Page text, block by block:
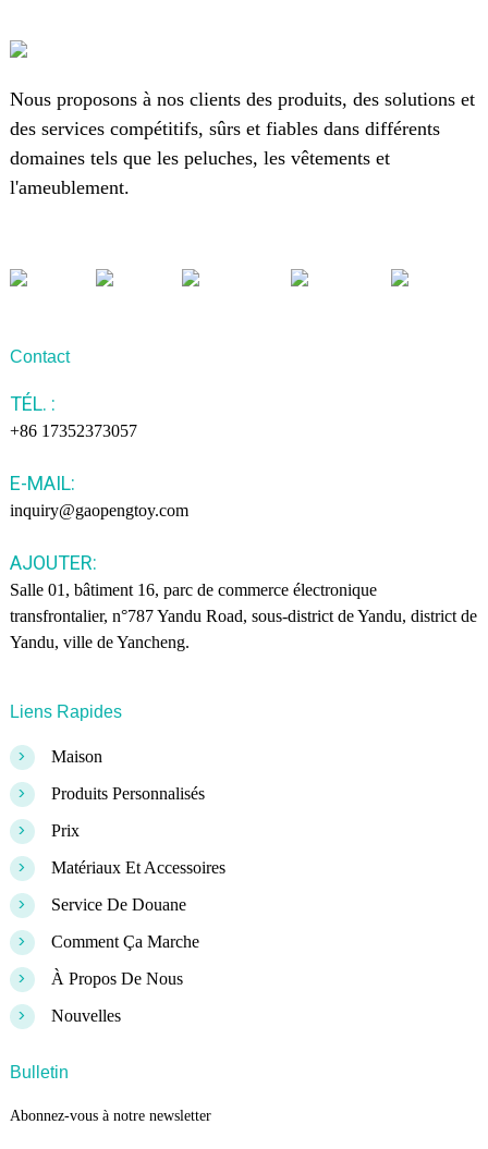
Nous proposons à nos clients des produits, des solutions et
des services compétitifs, sûrs et fiables dans différents
domaines tels que les peluches, les vêtements et
l'ameublement.
Contact
TÉL. :
+86 17352373057
E-MAIL:
inquiry@gaopengtoy.com
AJOUTER:
Salle 01, bâtiment 16, parc de commerce électronique
transfrontalier, n°787 Yandu Road, sous-district de Yandu, district de
Yandu, ville de Yancheng.
Liens Rapides
> Maison
> Produits Personnalisés
> Prix
> Matériaux Et Accessoires
> Service De Douane
> Comment Ça Marche
> À Propos De Nous
> Nouvelles
Bulletin
Abonnez-vous à notre newsletter